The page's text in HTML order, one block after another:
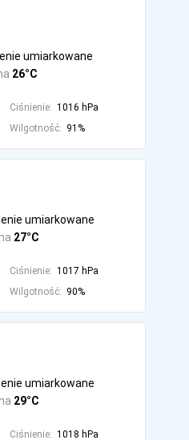
26°C
umiarkowane
Ciśnienie: 1016 hPa
Wilgotność: 91%
27°C
umiarkowane
Ciśnienie: 1017 hPa
Wilgotność: 90%
29°C
umiarkowane
Ciśnienie: 1018 hPa